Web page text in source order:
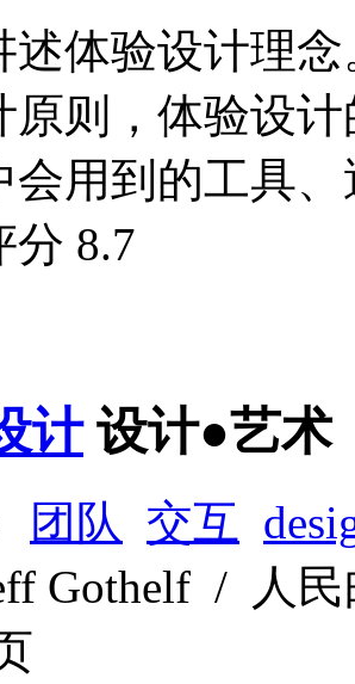
述体验设计理
原则，体验设
会用到的工具
分 8.7
计 设计●艺术
团队 交互
Gothelf / 人